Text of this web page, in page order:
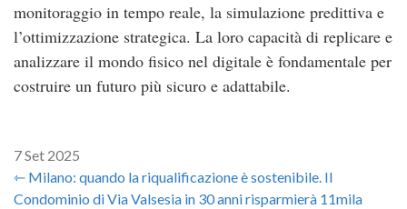
monitoraggio in tempo reale, la simulazione predittiva e
l’ottimizzazione strategica. La loro capacità di replicare e
analizzare il mondo fisico nel digitale è fondamentale per
costruire un futuro più sicuro e adattabile.
7 Set 2025
⇽ Milano: quando la riqualificazione è sostenibile. Il
Condominio di Via Valsesia in 30 anni risparmierà 11mila